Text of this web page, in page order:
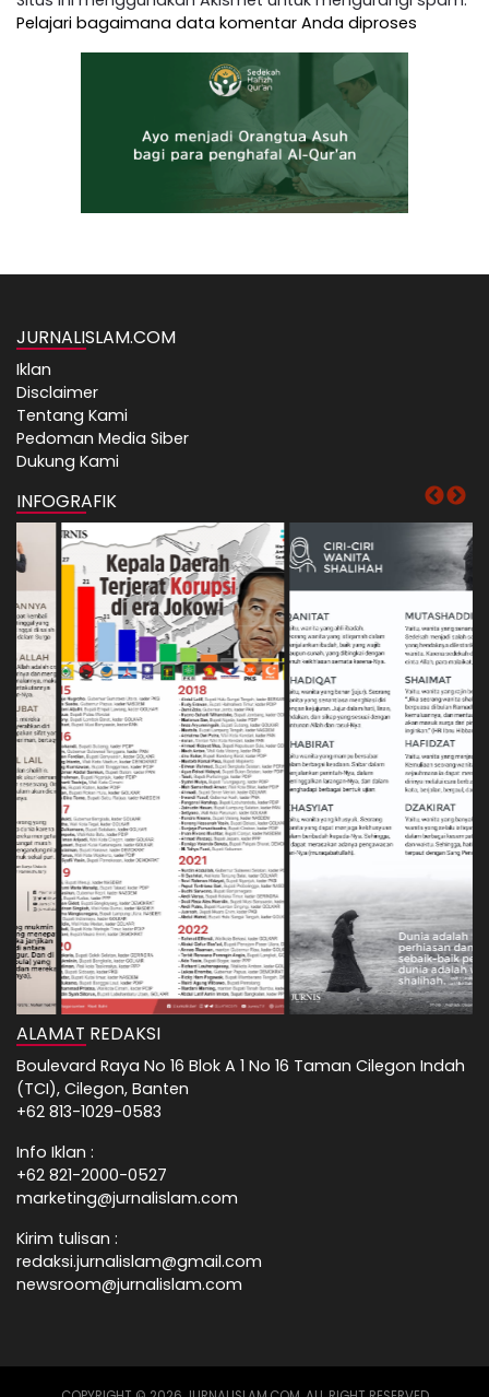
Pelajari bagaimana data komentar Anda diproses
JURNALISLAM.COM
Iklan
Disclaimer
Tentang Kami
Pedoman Media Siber
Dukung Kami
INFOGRAFIK
ALAMAT REDAKSI
Boulevard Raya No 16 Blok A 1 No 16 Taman Cilegon Indah
(TCI), Cilegon, Banten
+62 813-1029-0583
Info Iklan :
+62 821-2000-0527
marketing@jurnalislam.com
Kirim tulisan :
redaksi.jurnalislam@gmail.com
newsroom@jurnalislam.com